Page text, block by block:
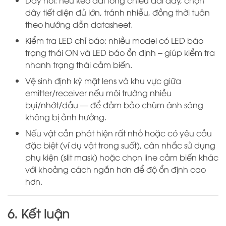
dây tiết diện đủ lớn, tránh nhiễu, đồng thời tuân
theo hướng dẫn datasheet.
Kiểm tra LED chỉ báo: nhiều model có LED báo
trạng thái ON và LED báo ổn định – giúp kiểm tra
nhanh trạng thái cảm biến.
Vệ sinh định kỳ mặt lens và khu vực giữa
emitter/receiver nếu môi trường nhiều
bụi/nhớt/dầu — để đảm bảo chùm ánh sáng
không bị ảnh hưởng.
Nếu vật cần phát hiện rất nhỏ hoặc có yêu cầu
đặc biệt (ví dụ vật trong suốt), cân nhắc sử dụng
phụ kiện (slit mask) hoặc chọn line cảm biến khác
với khoảng cách ngắn hơn để độ ổn định cao
hơn.
6. Kết luận